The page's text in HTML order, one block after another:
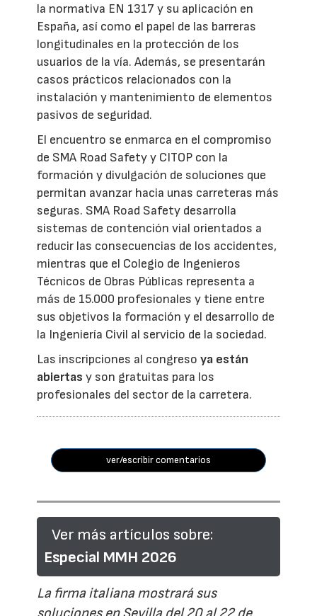
la normativa EN 1317 y su aplicación en
España, así como el papel de las barreras
longitudinales en la protección de los
usuarios de la vía. Además, se presentarán
casos prácticos relacionados con la
instalación y mantenimiento de elementos
pasivos de seguridad.
El encuentro se enmarca en el compromiso
de SMA Road Safety y CITOP con la
formación y divulgación de soluciones que
permitan avanzar hacia unas carreteras más
seguras. SMA Road Safety desarrolla
sistemas de contención vial orientados a
reducir las consecuencias de los accidentes,
mientras que el Colegio de Ingenieros
Técnicos de Obras Públicas representa a
más de 15.000 profesionales y tiene entre
sus objetivos la formación y el desarrollo de
la Ingeniería Civil al servicio de la sociedad.
Las inscripciones al congresoya están
abiertas y son gratuitas para los
profesionales del sector de la carretera.
ver/escribir comentarios
Ver más artículos sobre:
Especial MMH 2026
La firma italiana mostrará sus